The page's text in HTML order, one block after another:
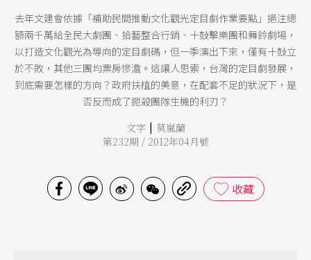
去年文建會依據「補助民間推動文化觀光定目劇作業要點」挹注總
額兩千萬給全民大劇團、拾藝整合行銷、十鼓擊樂團和舞鈴劇場，
以打造文化觀光為導向的定目劇碼，但一季演出下來，僅有十鼓立
於不敗，其他三團均票房慘澹。這讓人思索，台灣的定目劇發展，
到底需要怎樣的方向？政府扶植的美意，在配套不足的狀況下，是
否反而成了扼殺團隊生機的利刃？
文字 | 莫嵐蘭
第232期 / 2012年04月號
收藏